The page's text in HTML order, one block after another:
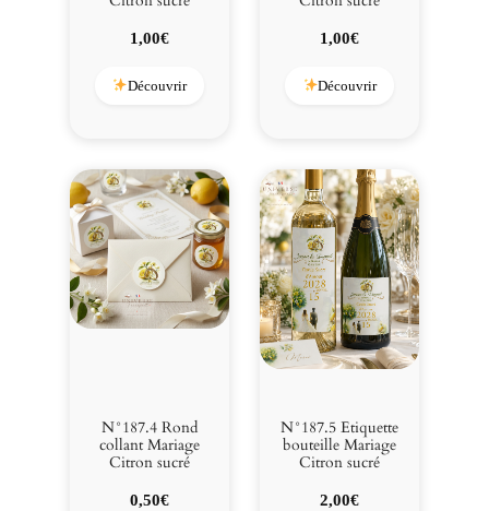
1,00€
Découvrir
1,00€
Découvrir
N°187.4 Rond
collant Mariage
Citron sucré
0,50€
N°187.5 Etiquette
bouteille Mariage
Citron sucré
2,00€